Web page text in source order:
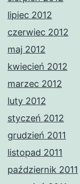
lipiec 2012
czerwiec 2012
maj 2012
kwiecień 2012
marzec 2012
luty 2012
styczeń 2012
grudzień 2011
listopad 2011
październik 2011